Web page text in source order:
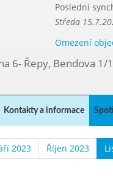
Poslední
Středa
Omezení
6- Řepy, Bendova 1/
Kontakty a informace
2023 Říjen 2023